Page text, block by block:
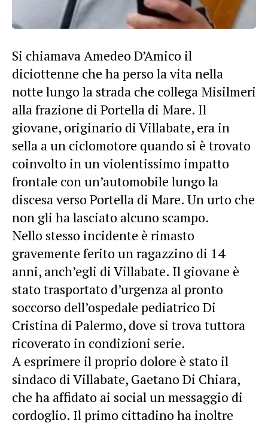
Si chiamava Amedeo D’Amico il
diciottenne che ha perso la vita nella
notte lungo la strada che collega Misilmeri
alla frazione di Portella di Mare. Il
giovane, originario di Villabate, era in
sella a un ciclomotore quando si è trovato
coinvolto in un violentissimo impatto
frontale con un’automobile lungo la
discesa verso Portella di Mare. Un urto che
non gli ha lasciato alcuno scampo.
Nello stesso incidente è rimasto
gravemente ferito un ragazzino di 14
anni, anch’egli di Villabate. Il giovane è
stato trasportato d’urgenza al pronto
soccorso dell’ospedale pediatrico Di
Cristina di Palermo, dove si trova tuttora
ricoverato in condizioni serie.
A esprimere il proprio dolore è stato il
sindaco di Villabate, Gaetano Di Chiara,
che ha affidato ai social un messaggio di
cordoglio. Il primo cittadino ha inoltre